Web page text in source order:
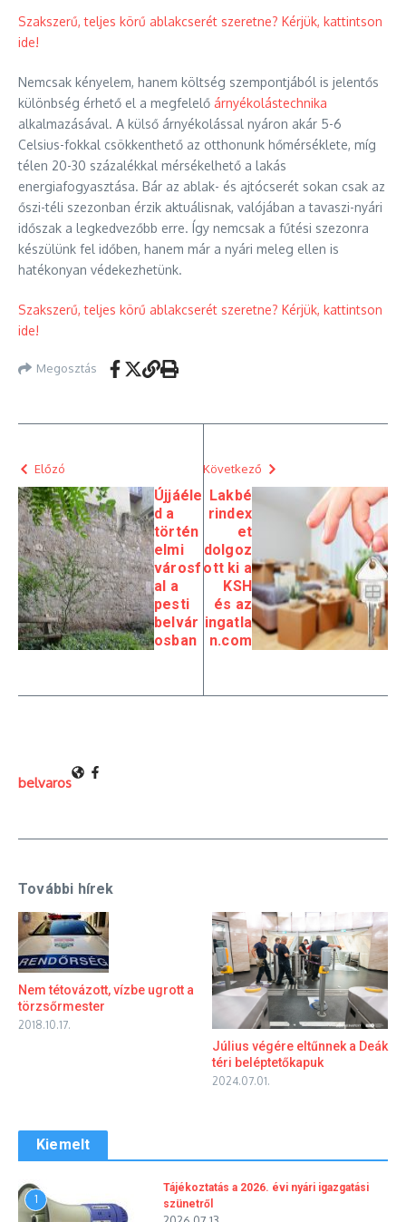
Szakszerű, teljes körű ablakcserét szeretne? Kérjük, kattintson
ide!
Nemcsak kényelem, hanem költség szempontjából is jelentős
különbség érhető el a megfelelő árnyékolástechnika
alkalmazásával. A külső árnyékolással nyáron akár 5-6
Celsius-fokkal csökkenthető az otthonunk hőmérséklete, míg
télen 20-30 százalékkal mérsékelhető a lakás
energiafogyasztása. Bár az ablak- és ajtócserét sokan csak az
őszi-téli szezonban érzik aktuálisnak, valójában a tavaszi-nyári
időszak a legkedvezőbb erre. Így nemcsak a fűtési szezonra
készülünk fel időben, hanem már a nyári meleg ellen is
hatékonyan védekezhetünk.
Szakszerű, teljes körű ablakcserét szeretne? Kérjük, kattintson
ide!
Megosztás
Előzó
Újjáéle
d a
történ
elmi
városf
al a
pesti
belvár
osban
Következő
Lakbé
rindex
et
dolgoz
ott ki a
KSH
és az
ingatla
n.com
belvaros
További hírek
Nem tétovázott, vízbe ugrott a
törzsőrmester
2018.10.17.
Július végére eltűnnek a Deák
téri beléptetőkapuk
2024.07.01.
Kiemelt
1
Tájékoztatás a 2026. évi nyári igazgatási
szünetről